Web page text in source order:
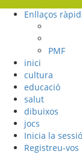
Enllaços
PMF
inici
cultura
educació
salut
dibuixos
jocs
Inicia la sessió
Registreu-vos